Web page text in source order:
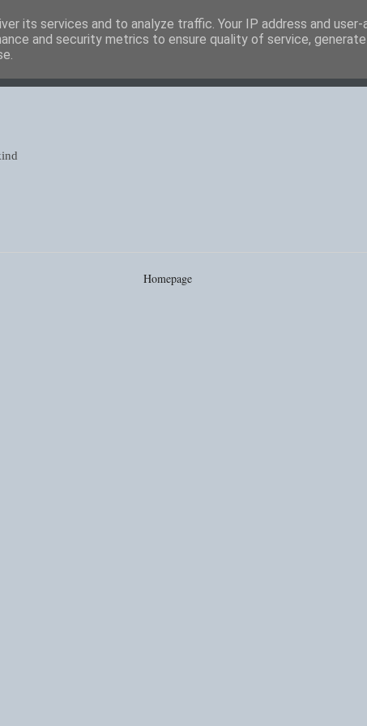
Homepage
its services and to analyze traffic. Your IP address and user-
and security metrics to ensure quality of service,